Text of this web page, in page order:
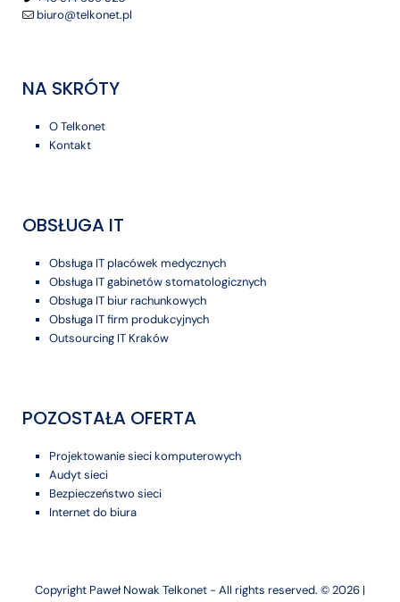
biuro@telkonet.pl
NA SKRÓTY
O Telkonet
Kontakt
OBSŁUGA IT
Obsługa IT placówek medycznych
Obsługa IT gabinetów stomatologicznych
Obsługa IT biur rachunkowych
Obsługa IT firm produkcyjnych
Outsourcing IT Kraków
POZOSTAŁA OFERTA
Projektowanie sieci komputerowych
Audyt sieci
Bezpieczeństwo sieci
Internet do biura
Copyright Paweł Nowak Telkonet - All rights reserved. © 2026 |